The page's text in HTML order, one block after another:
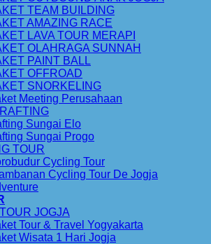
TEAM BUILDING
AMAZING RACE
LAVA TOUR MERAPI
OLAHRAGA SUNNAH
PAINT BALL
OFFROAD
SNORKELING
Meeting Perusahaan
Sungai Elo
Sungai Progo
TOUR
Cycling Tour
Cycling Tour De Jogja
JOGJA
Tour & Travel Yogyakarta
Wisata 1 Hari Jogja